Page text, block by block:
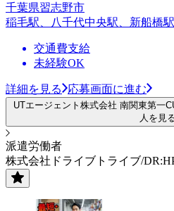
千葉県習志野市
稲毛駅、八千代中央駅、新船橋駅
交通費支給
未経験OK
詳細を見る 応募画面に進む
UTエージェント株式会社 南関東第一
人を見
派遣労働者
株式会社ドライブトライブ/